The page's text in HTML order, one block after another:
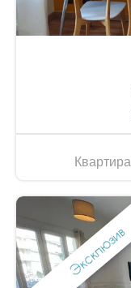
Квартира
Эксклюзив